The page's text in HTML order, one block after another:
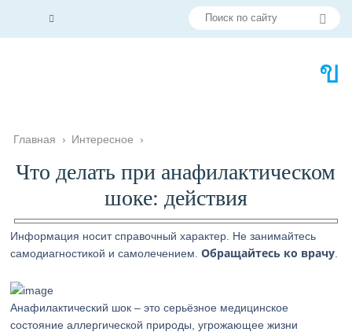
Главная › Интересное ›
Что делать при анафилактическом
шоке: действия
Информация носит справочный характер. Не занимайтесь
самодиагностикой и самолечением.Обращайтесь ко врачу
Анафилактический шок – это серьёзное медицинское
состояние аллергической природы, угрожающее жизни